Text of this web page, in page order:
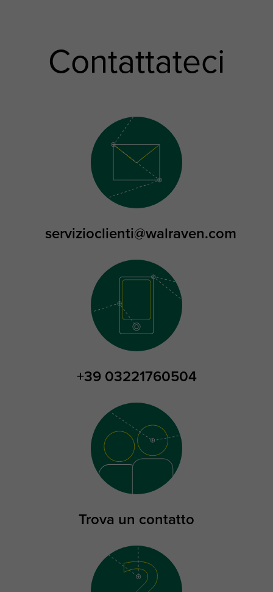
Contattateci
servizioclienti@walraven.com
+39 03221760504
Trova un contatto